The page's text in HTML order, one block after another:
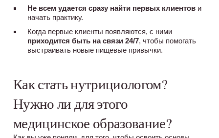
Не всем удается сразу найти первых клиентов и
начать практику.
Когда первые клиенты появляются, с ними
приходится быть на связи 24/7, чтобы помогать
выстраивать новые пищевые привычки.
Как стать нутрициологом?
Нужно ли для этого
медицинское образование?